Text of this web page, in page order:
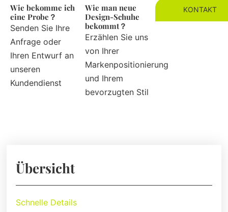
Wie bekomme ich
eine Probe？
Senden Sie Ihre
Anfrage oder
Ihren Entwurf an
unseren
Kundendienst
Wie man neue
Design-Schuhe
bekommt？
Erzählen Sie uns
von Ihrer
Markenpositionierung
und Ihrem
bevorzugten Stil
KONTAKT
Übersicht
Schnelle Details